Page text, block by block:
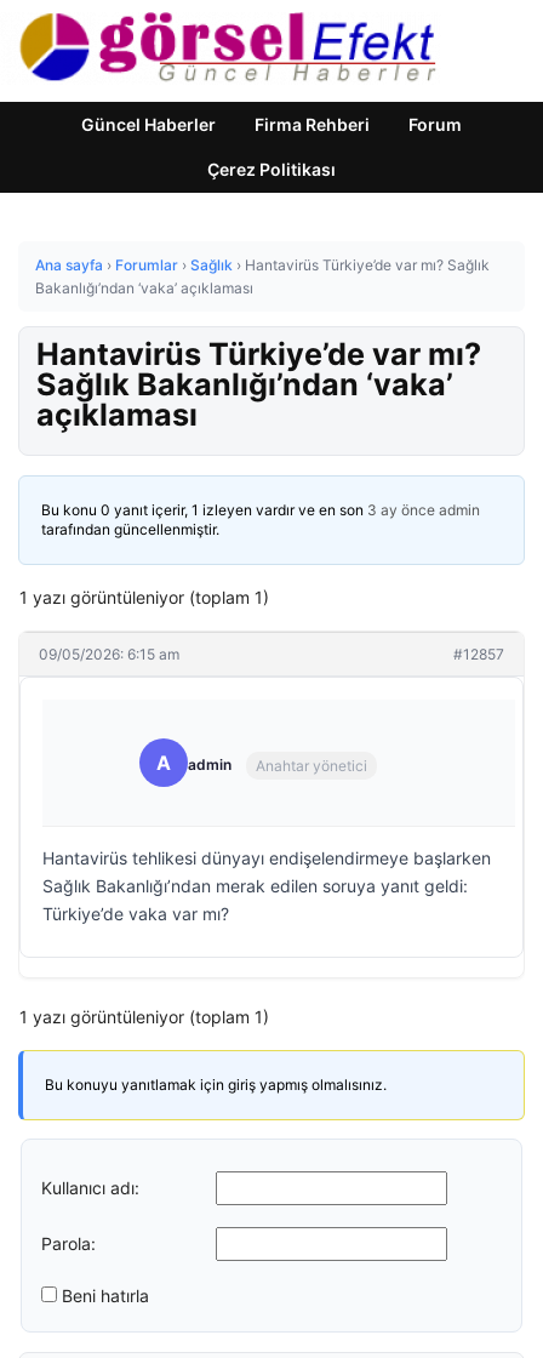
Güncel Haberler Firma Rehberi Forum
Çerez Politikası
Ana sayfa › Forumlar › Sağlık › Hantavirüs Türkiye’de var mı? Sağlık
Bakanlığı’ndan ‘vaka’ açıklaması
Hantavirüs Türkiye’de var mı?
Sağlık Bakanlığı’ndan ‘vaka’
açıklaması
Bu konu 0 yanıt içerir, 1 izleyen vardır ve en son 3 ay önce admin
tarafından güncellenmiştir.
1 yazı görüntüleniyor (toplam 1)
09/05/2026: 6:15 am #12857
A admin Anahtar yönetici
Hantavirüs tehlikesi dünyayı endişelendirmeye başlarken
Sağlık Bakanlığı’ndan merak edilen soruya yanıt geldi:
Türkiye’de vaka var mı?
1 yazı görüntüleniyor (toplam 1)
Bu konuyu yanıtlamak için giriş yapmış olmalısınız.
Kullanıcı adı:
Parola:
Beni hatırla